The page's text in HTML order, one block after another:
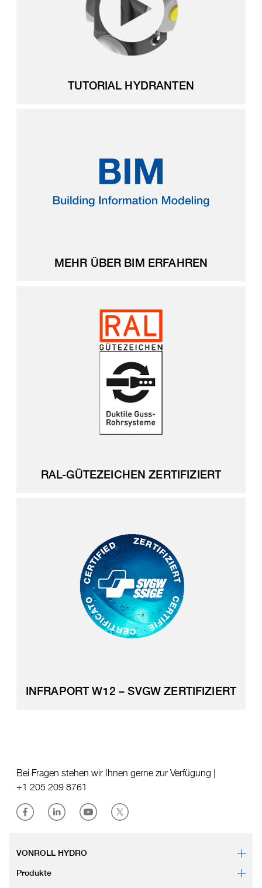
TUTORIAL HYDRANTEN
MEHR ÜBER BIM ERFAHREN
RAL-GÜTEZEICHEN ZERTIFIZIERT
INFRAPORT W12 – SVGW ZERTIFIZIERT
Bei Fragen stehen wir Ihnen gerne zur Verfügung |
+1 205 209 8761
VONROLL HYDRO
Produkte